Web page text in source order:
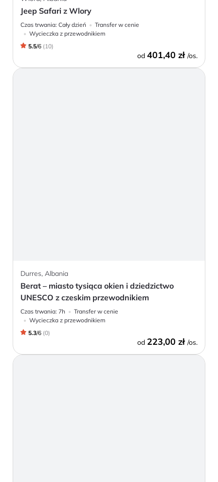
Jeep Safari z Wlory
Czas trwania: Cały dzień
Transfer w cenie
Wycieczka z przewodnikiem
5.5/6 (10)
od 401,40 zł /os.
Durres, Albania
Berat – miasto tysiąca okien i dziedzictwo
UNESCO z czeskim przewodnikiem
Czas trwania: 7h
Transfer w cenie
Wycieczka z przewodnikiem
5.3/6 (0)
od 223,00 zł /os.